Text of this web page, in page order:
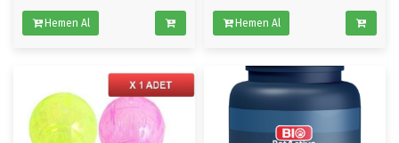
Hemen Al Hemen Al